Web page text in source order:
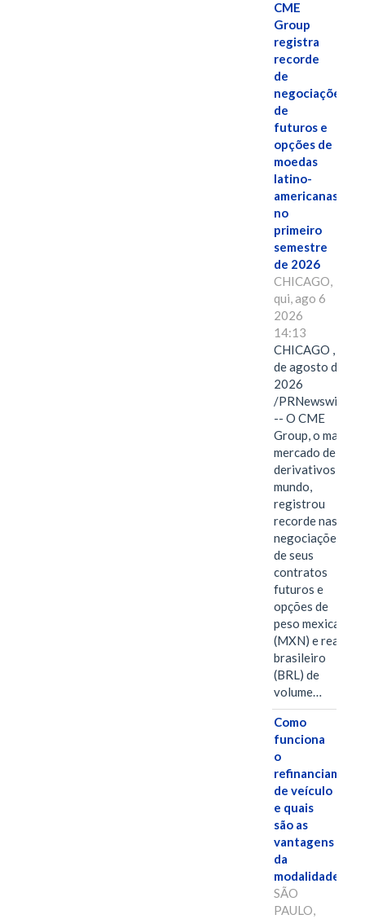
CME
Group
registra
recorde
de
negociações
de
futuros e
opções de
moedas
latino-
americanas
no
primeiro
semestre
de 2026
CHICAGO,
qui, ago 6
2026
14:13
CHICAGO , 6
de agosto de
2026
/PRNewswire/
-- O CME
Group, o maior
mercado de
derivativos do
mundo,
registrou
recorde nas
negociações
de seus
contratos
futuros e
opções de
peso mexicano
(MXN) e real
brasileiro
(BRL) de
volume…
Como
funciona
o
de veículo
e quais
são as
vantagens
da
modalidade?
SÃO
PAULO,